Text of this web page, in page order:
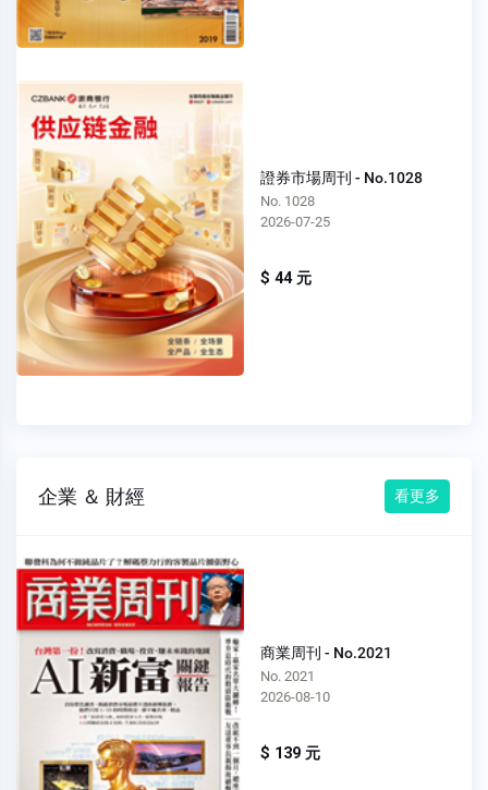
證券市場周刊 - No.1028
No. 1028
2026-07-25
$ 44 元
企業 ＆ 財經 看更多
商業周刊 - No.2021
No. 2021
2026-08-10
$ 139 元